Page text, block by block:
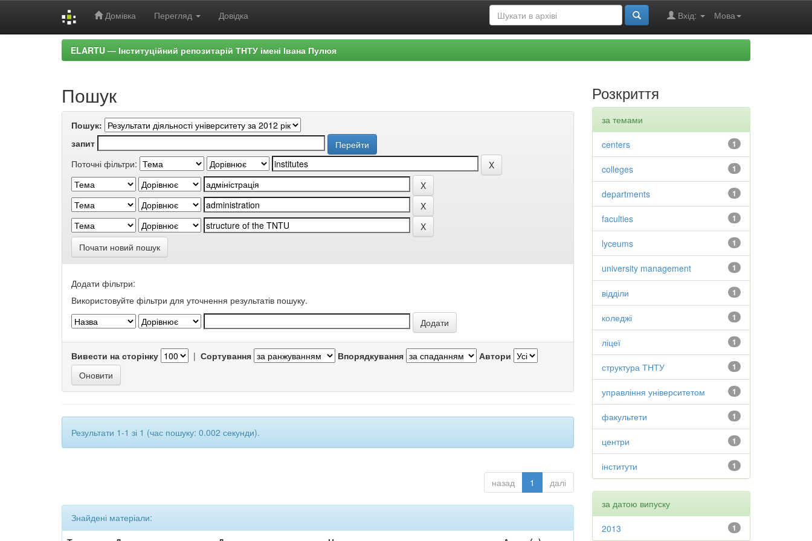
Домівка Перегляд Довідка Мова
Вхід:
ELARTU — Інституційний репозитарій ТНТУ імені Івана Пулюя
Пошук
Пошук:
запит
Поточні фільтри:
Почати новий пошук
Додати фільтри:
Використовуйте фільтри для уточнення результатів пошуку.
Вивести на сторінку | Сортування Впорядкування Автори
Результати 1-1 зі 1 (час пошуку: 0.002 секунди).
назад 1 далі
Знайдені матеріали:
Розкриття
за темами
1
centers
1
colleges
1
departments
1
faculties
1
lyceums
1
university management
1
відділи
1
коледжі
1
ліцеї
1
структура ТНТУ
1
управління університетом
1
факультети
1
центри
1
інститути
за датою випуску
1
2013